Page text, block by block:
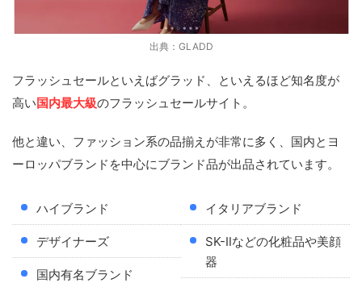
出典：GLADD
フラッシュセールといえばグラッド、といえるほど知名度が
高い国内最大級のフラッシュセールサイト。
他と違い、ファッション系の品揃えが非常に多く、国内とヨ
ーロッパブランドを中心にブランド品が出品されています。
ハイブランド
デザイナーズ
国内有名ブランド
イタリアブランド
SK-Ⅱなどの化粧品や美顔
器